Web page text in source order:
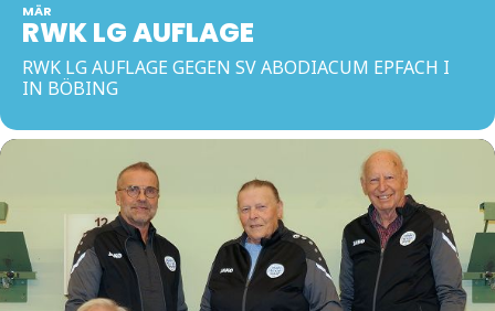
MÄR
RWK LG AUFLAGE
RWK LG AUFLAGE GEGEN SV ABODIACUM EPFACH I
IN BÖBING